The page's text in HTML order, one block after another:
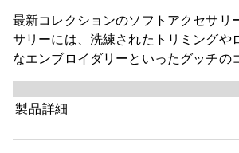
最新コレクションのソフトアクセサリ
サリーには、洗練されたトリミングや
なエンブロイダリーといったグッチの
られています。このウール グローブ
レザー パッチ ディテールがデザイン
製品詳細